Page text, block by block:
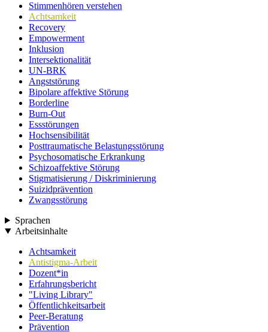
Stimmenhören verstehen
Achtsamkeit
Recovery
Empowerment
Inklusion
Intersektionalität
UN-BRK
Angststörung
Bipolare affektive Störung
Borderline
Burn-Out
Essstörungen
Hochsensibilität
Posttraumatische Belastungsstörung
Psychosomatische Erkrankung
Schizoaffektive Störung
Stigmatisierung / Diskriminierung
Suizidprävention
Zwangsstörung
Sprachen
Arbeitsinhalte
Achtsamkeit
Antistigma-Arbeit
Dozent*in
Erfahrungsbericht
"Living Library"
Öffentlichkeitsarbeit
Peer-Beratung
Prävention